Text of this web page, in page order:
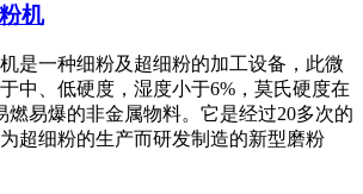
机
是一种细粉及超细粉的加工设备，此微
中、低硬度，湿度小于6%，莫氏硬度在
燃易爆的非金属物料。它是经过20多次的
超细粉的生产而研发制造的新型磨粉